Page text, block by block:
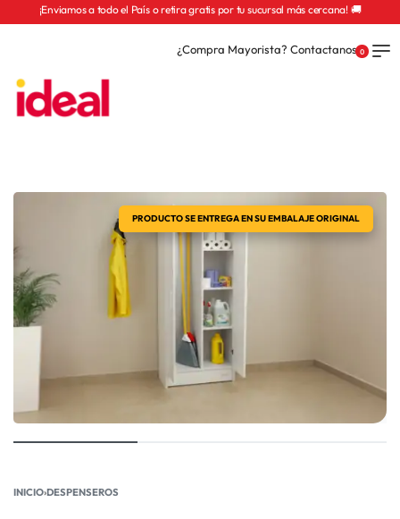
¡Enviamos a todo el País o retira gratis por tu sucursal más cercana! 🚚
¿Compra Mayorista? Contactanos 0
PRODUCTO SE ENTREGA EN SU EMBALAJE ORIGINAL
INICIO›DESPENSEROS